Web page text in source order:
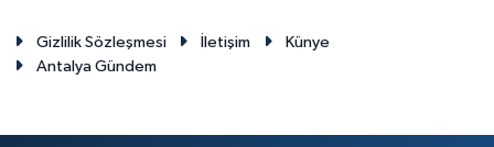
Gizlilik Sözleşmesi İletişim
Künye
Antalya Gündem